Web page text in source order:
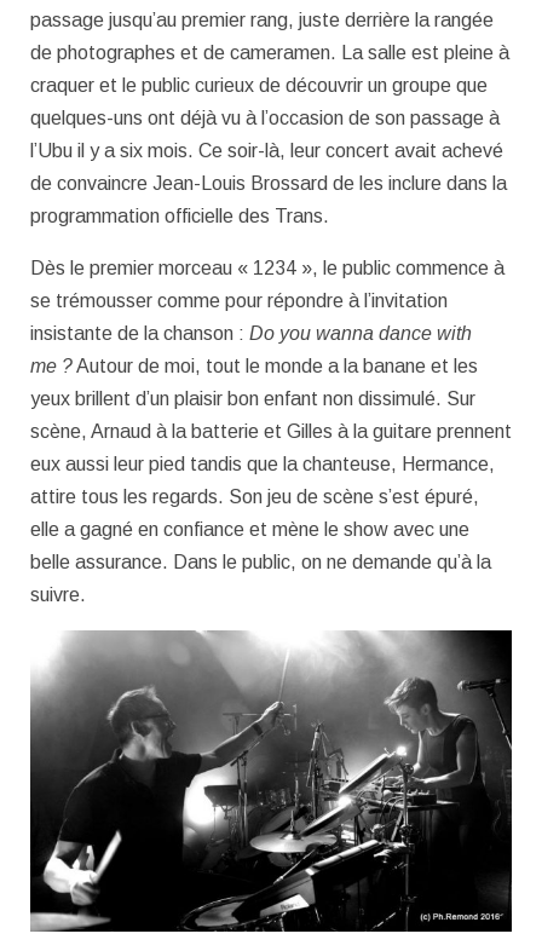
passage jusqu’au premier rang, juste derrière la rangée
de photographes et de cameramen. La salle est pleine à
craquer et le public curieux de découvrir un groupe que
quelques-uns ont déjà vu à l’occasion de son passage à
l’Ubu il y a six mois. Ce soir-là, leur concert avait achevé
de convaincre Jean-Louis Brossard de les inclure dans la
programmation officielle des Trans.
Dès le premier morceau « 1234 », le public commence à
se trémousser comme pour répondre à l’invitation
insistante de la chanson : Do you wanna dance with
me ?Autour de moi, tout le monde a la banane et les
yeux brillent d’un plaisir bon enfant non dissimulé. Sur
scène, Arnaud à la batterie et Gilles à la guitare prennent
eux aussi leur pied tandis que la chanteuse, Hermance,
attire tous les regards. Son jeu de scène s’est épuré,
elle a gagné en confiance et mène le show avec une
belle assurance. Dans le public, on ne demande qu’à la
suivre.